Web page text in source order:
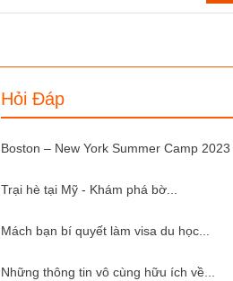
Hỏi Đáp
Boston – New York Summer Camp 2023
Trại hè tại Mỹ - Khám phá bờ...
Mách bạn bí quyết làm visa du học...
Những thông tin vô cùng hữu ích về...